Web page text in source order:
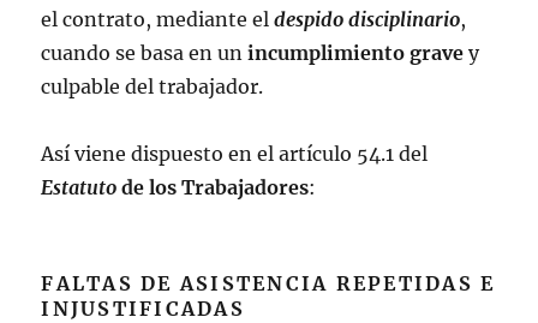
el contrato, mediante eldespido disciplinario,
cuando se basa en unincumplimiento grave y
culpable del trabajador.
Así viene dispuesto en el artículo 54.1 del
Estatuto de los Trabajadores:
FALTAS DE ASISTENCIA REPETIDAS E
INJUSTIFICADAS